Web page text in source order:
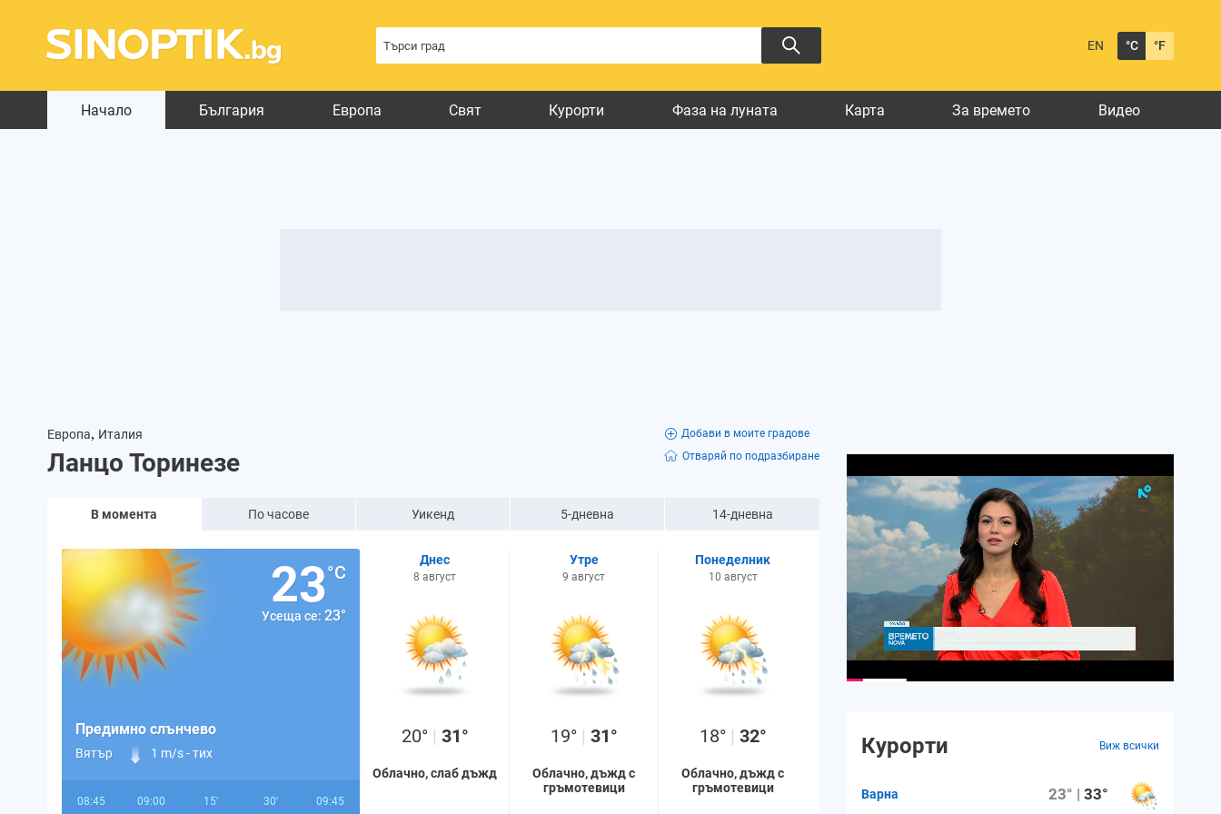
EN °C °F
Начало България Европа Свят Курорти Фаза на луната Карта За времето Видео
Европа, Италия
Ланцо Торинезе
Добави в моите градове
Отваряй по подразбиране
В момента По часове Уикенд 5-дневна 14-дневна
23°C
Усеща се: 23°
Предимно слънчево
Вятър 1 m/s -тих
08:45 09:00 15' 30' 09:45
Днес
8 август
20° | 31°
Облачно, слаб дъжд
Утре
9 август
19° | 31°
Облачно, дъжд с
гръмотевици
Понеделник
10 август
18° | 32°
Облачно, дъжд с
гръмотевици
Курорти Виж всички
Варна 23° |33°